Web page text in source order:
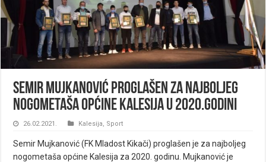
Semir Mujkanović proglašen za najboljeg
nogometaša općine Kalesija u 2020.godini
26.02.2021. Kalesija, Sport
Semir Mujkanović (FK Mladost Kikači) proglašen je za najboljeg
nogometaša općine Kalesija za 2020. godinu. Mujkanović je